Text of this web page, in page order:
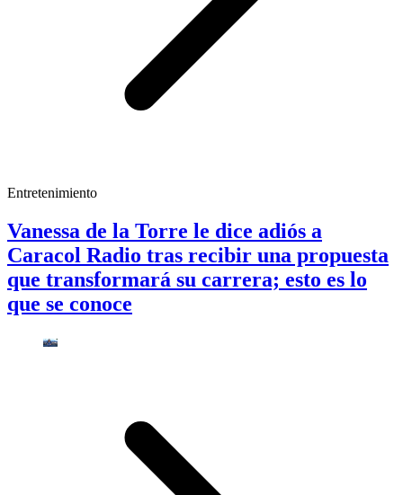
Entretenimiento
Vanessa de la Torre le dice adiós a
Caracol Radio tras recibir una propuesta
que transformará su carrera; esto es lo
que se conoce